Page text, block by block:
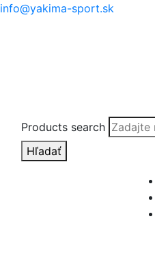
info@yakima-sport.sk
Products search
Hľadať